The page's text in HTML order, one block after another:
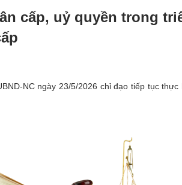
cấp, uỷ quyền trong
NC ngày 23/5/2026 chỉ đạo tiếp tục